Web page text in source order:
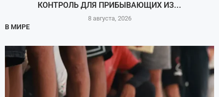
КОНТРОЛЬ ДЛЯ ПРИБЫВАЮЩИХ ИЗ...
8 августа, 2026
В МИРЕ